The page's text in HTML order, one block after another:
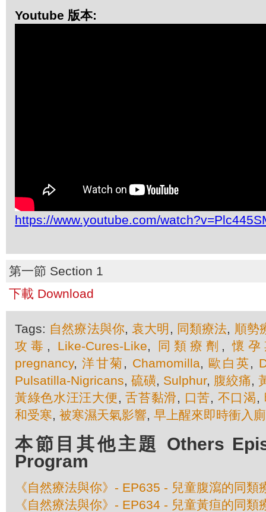
Youtube 版本:
https://www.youtube.com/
第一節 Section 1
下載 Download
Tags: 自然療法與你,袁大明 , 同類療法, 順勢
攻毒 , Like-Cures-Like, 同類療劑 ,懷
pregnancy,洋甘菊, Chamomilla, 歐白英,
Pulsatilla-Nigricans, 硫磺, Sulphur, 腹絞痛,
黃綠色水汪汪大便,舌苔黏滑, 口苦, 不口渴,
和受寒, 被寒濕天氣影響, 早上醒來即時衝入
本節目其他主題 Others
Program
《自然療法與你》- EP635 - 兒童腹瀉的同類
《自然療法與你》- EP634 - 兒童黃疸的同類